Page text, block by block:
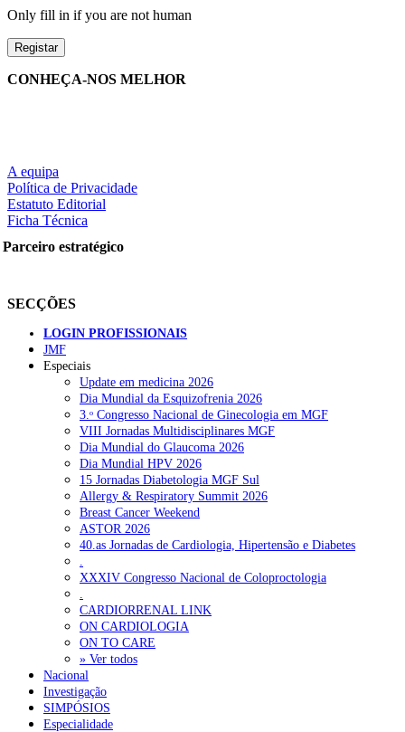
Only fill in if you are not human
CONHEÇA-NOS MELHOR
A equipa
Política de Privacidade
Estatuto Editorial
Ficha Técnica
Parceiro estratégico
SECÇÕES
LOGIN PROFISSIONAIS
JMF
Especiais
Update em medicina 2026
Dia Mundial da Esquizofrenia 2026
3.ᵒ Congresso Nacional de Ginecologia em MGF
VIII Jornadas Multidisciplinares MGF
Dia Mundial do Glaucoma 2026
Dia Mundial HPV 2026
15 Jornadas Diabetologia MGF Sul
Allergy & Respiratory Summit 2026
Breast Cancer Weekend
ASTOR 2026
40.as Jornadas de Cardiologia, Hipertensão e Diabetes
XXXIV Congresso Nacional de Coloproctologia
CARDIORRENAL LINK
ON CARDIOLOGIA
ON TO CARE
» Ver todos
Nacional
Investigação
SIMPÓSIOS
Especialidade